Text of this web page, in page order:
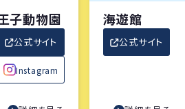
子動物園
公式サイト
Instagram
海遊館
公式サイト